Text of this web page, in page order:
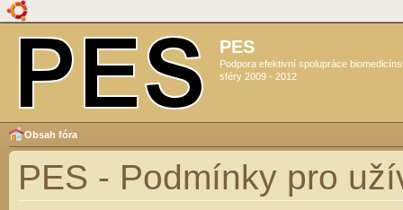
PES
Podpora efektivní spolupráce
sféry 2009 - 2012
Obsah fóra
PES - Podmínky pro